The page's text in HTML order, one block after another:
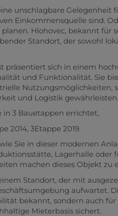
unschlagbare Gelegenheit
Einkommensquelle sind.
Hlohovec, bekannt für
Standort, der sowohl
präsentiert sich in einem
und Funktionalität. Sie
Nutzungsmöglichkeiten,
und Logistik gewährleisten.
in 3 Bauetappen errichtet,
2014, 3Etappe 2019.
Sie in dieser modernen
Lagerhalle
machen dieses Objekt zu
Standort, der mit
aufwartet.
bekannt, sondern auch
Mieterbasis sichert.